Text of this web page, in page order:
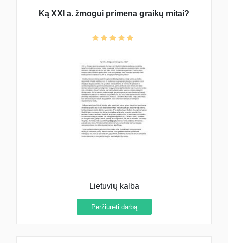
Ką XXI a. žmogui primena graikų mitai?
Lietuvių kalba
Peržiūrėti darbą